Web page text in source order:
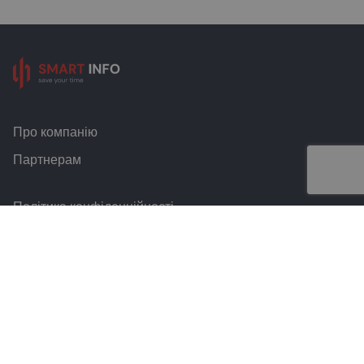
Про компанію
Партнерам
Політика конфіденційності